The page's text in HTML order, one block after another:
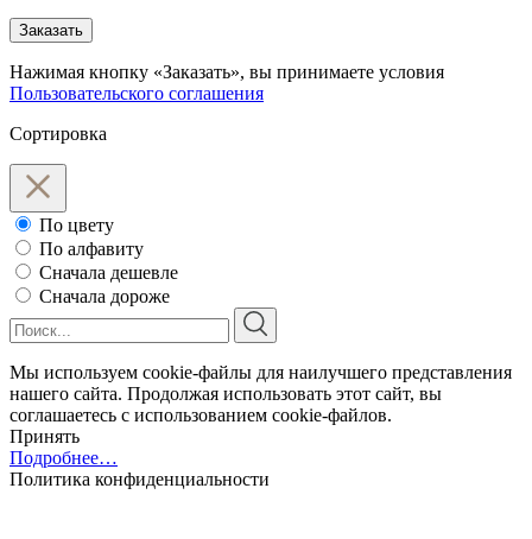
Заказать
Нажимая кнопку «Заказать», вы принимаете условия
Пользовательского соглашения
Сортировка
По цвету
По алфавиту
Сначала дешевле
Сначала дороже
Мы используем cookie-файлы для наилучшего представления
нашего сайта. Продолжая использовать этот сайт, вы
соглашаетесь с использованием cookie-файлов.
Принять
Подробнее…
Политика конфиденциальности